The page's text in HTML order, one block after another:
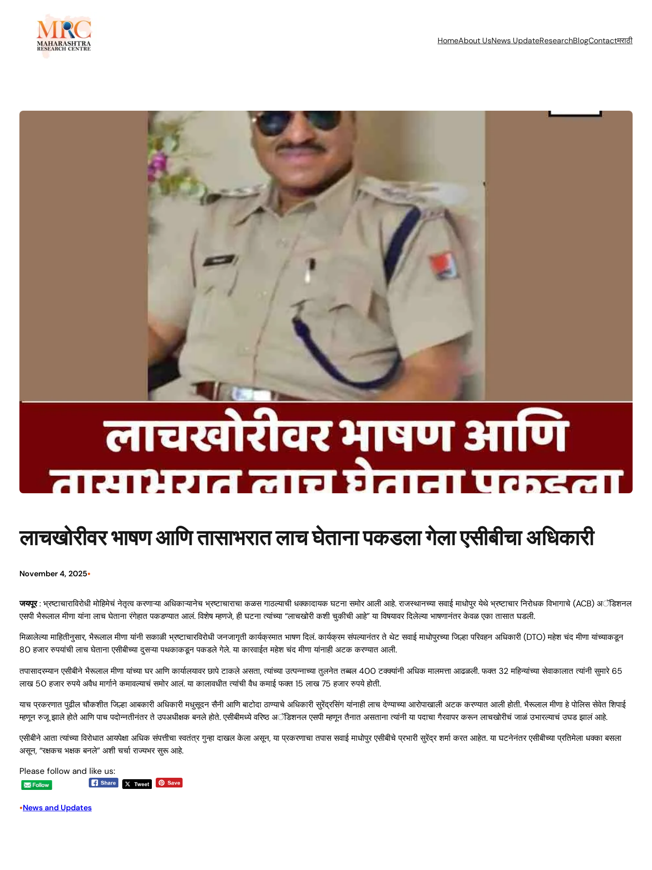
HomeAbout UsNews UpdateResearchBlogContactमराठी
लाचखोरीवर भाषण आणि तासाभरात लाच घेताना पकडला गेला एसीबीचा अधिकारी
November 4, 2025•
जयपूर: भ्रष्टाचाराविरोधी मोहिमेचं नेतृत्व करणाऱ्या अधिकाऱ्यानेच भ्रष्टाचाराचा कळस गाठल्याची धक्कादायक घटना समोर आली आहे. राजस्थानच्या सवाई माधोपुर येथे भ्रष्टाचार निरोधक विभागाचे (ACB) अॅडिशनल
एसपी भैरूलाल मीणा यांना लाच घेताना रंगेहात पकडण्यात आलं. विशेष म्हणजे, ही घटना त्यांच्या “लाचखोरी कशी चुकीची आहे” या विषयावर दिलेल्या भाषणानंतर केवळ एका तासात घडली.
मिळालेल्या माहितीनुसार, भैरूलाल मीणा यांनी सकाळी भ्रष्टाचारविरोधी जनजागृती कार्यक्रमात भाषण दिलं. कार्यक्रम संपल्यानंतर ते थेट सवाई माधोपुरच्या जिल्हा परिवहन अधिकारी (DTO) महेश चंद मीणा यांच्याकडून
80 हजार रुपयांची लाच घेताना एसीबीच्या दुसऱ्या पथकाकडून पकडले गेले. या कारवाईत महेश चंद मीणा यांनाही अटक करण्यात आली.
तपासादरम्यान एसीबीने भैरूलाल मीणा यांच्या घर आणि कार्यालयावर छापे टाकले असता, त्यांच्या उत्पन्नाच्या तुलनेत तब्बल 400 टक्क्यांनी अधिक मालमत्ता आढळली. फक्त 32 महिन्यांच्या सेवाकालात त्यांनी सुमारे 65
लाख 50 हजार रुपये अवैध मार्गाने कमावल्याचं समोर आलं. या कालावधीत त्यांची वैध कमाई फक्त 15 लाख 75 हजार रुपये होती.
याच प्रकरणात पुढील चौकशीत जिल्हा आबकारी अधिकारी मधुसूदन सैनी आणि बाटोदा ठाण्याचे अधिकारी सुरेंद्रसिंग यांनाही लाच देण्याच्या आरोपाखाली अटक करण्यात आली होती. भैरूलाल मीणा हे पोलिस सेवेत शिपाई
म्हणून रुजू झाले होते आणि पाच पदोन्नतीनंतर ते उपअधीक्षक बनले होते. एसीबीमध्ये वरिष्ठ अॅडिशनल एसपी म्हणून तैनात असताना त्यांनी या पदाचा गैरवापर करून लाचखोरीचं जाळं उभारल्याचं उघड झालं आहे.
एसीबीने आता त्यांच्या विरोधात आयपेक्षा अधिक संपत्तीचा स्वतंत्र गुन्हा दाखल केला असून, या प्रकरणाचा तपास सवाई माधोपुर एसीबीचे प्रभारी सुरेंद्र शर्मा करत आहेत. या घटनेनंतर एसीबीच्या प्रतिमेला धक्का बसला
असून, “रक्षकच भक्षक बनले” अशी चर्चा राज्यभर सुरू आहे.
Please follow and like us:
•News and Updates